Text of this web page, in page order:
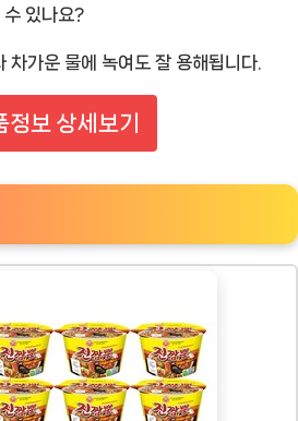
수 있나요?
차가운 물에 녹여도 잘 용해됩니다.
정보 상세보기